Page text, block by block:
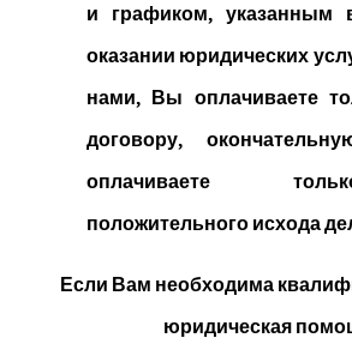
и графиком, указанным
оказании юридических
нами, Вы оплачиваете
договору,
оплачиваете
положительного исхода
Если Вам необходима
юридическая